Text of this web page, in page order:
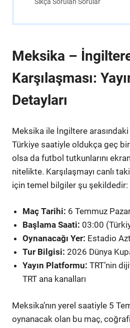
Meksika –
Karşılaşması:
Detayları
Meksika ile İngiltere
Türkiye saatiyle oldukça geç
olsa da futbol tutkunlarını
nitelikte. Karşılaşmayı canlı
için temel bilgiler şu şekildedir:
Maç Tarihi: 6 Temmuz
Başlama Saati: 03:00
Oynanacağı Yer: Estadio
Tur Bilgisi: 2026 Dünya
Yayın Platformu: TRT’nin
TRT ana kanalları
Meksika’nın yerel saatiyle 5
oynanacak olan bu maç,